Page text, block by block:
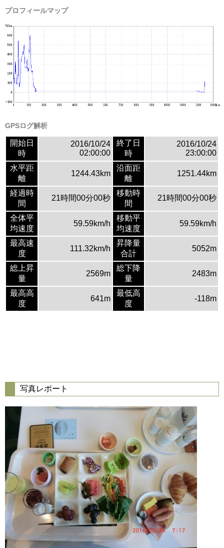
プロフィールマップ
GPSログ解析
開始日
時
2016/10/24
02:00:00
終了日
時
2016/10/24
23:00:00
水平距
離
1244.43km
沿面距
離
1251.44km
経過時
間
21時間00分00秒
移動時
間
21時間00分00秒
全体平
均速度
59.59km/h
移動平
均速度
59.59km/h
最高速
度
111.32km/h
昇降量
合計
5052m
総上昇
量
2569m
総下降
量
2483m
最高高
度
641m
最低高
度
-118m
写真レポート